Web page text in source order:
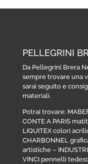
PELLEGRINI
Da Pellegrini Brera
sempre trovare una
sarai seguito e
materiali.
Potrai trovare:
CONTE A PARIS
LIQUITEX colori
CHARBONNEL
artistiche–
VINCI pennelli